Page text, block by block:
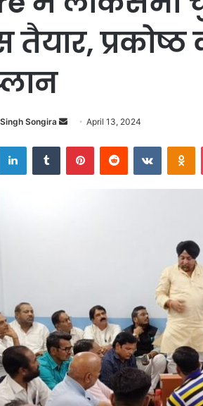
तैयार,
Songira
Send
email
April 13, 2024
LinkedInTumblr PinterestReddit